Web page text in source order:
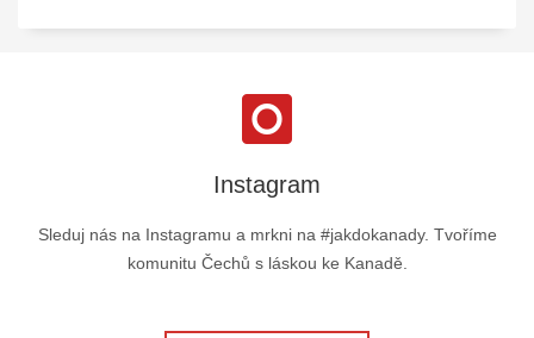
Instagram
Sleduj nás na Instagramu a mrkni na #jakdokanady. Tvoříme
komunitu Čechů s láskou ke Kanadě.